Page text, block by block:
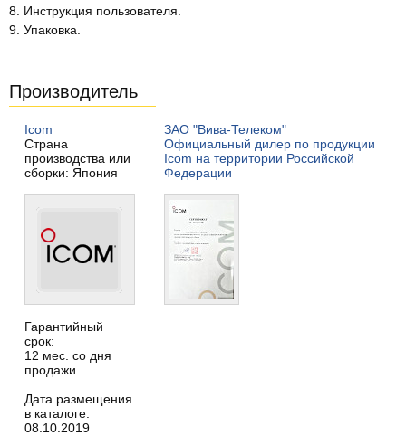
8. Инструкция пользователя.
9. Упаковка.
Производитель
Icom
Страна
производства или
сборки: Япония
Гарантийный
срок:
12 мес. со дня
продажи
Дата размещения
в каталоге:
08.10.2019
ЗАО "Вива-Телеком"
Официальный дилер по продукции
Icom на территории Российской
Федерации